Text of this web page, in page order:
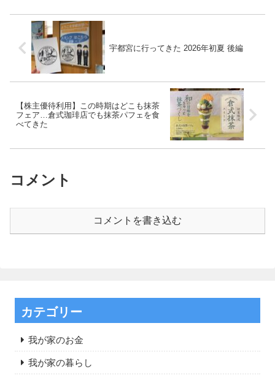
宇都宮に行ってきた 2026年初夏 後編
【株主優待利用】この時期はどこも抹茶
フェア…倉式珈琲店でも抹茶パフェを食
べてきた
コメント
コメントを書き込む
カテゴリー
我が家のお金
我が家の暮らし